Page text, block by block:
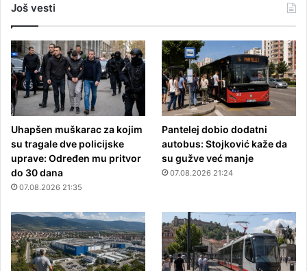
Još vesti
Uhapšen muškarac za kojim
su tragale dve policijske
uprave: Određen mu pritvor
do 30 dana
07.08.2026 21:35
Pantelej dobio dodatni
autobus: Stojković kaže da
su gužve već manje
07.08.2026 21:24